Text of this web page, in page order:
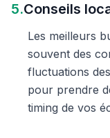
5.Conseils
Les meilleurs
souvent des
fluctuations
pour prendre
timing de vos